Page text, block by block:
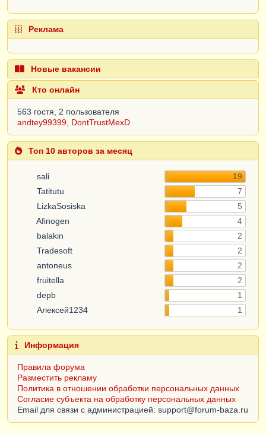
Реклама
Новые вакансии
Кто онлайн
563 гостя, 2 пользователя
andtey99399 DontTrustMexD
Топ 10 авторов за месяц
sali
19
Tatitutu
7
LizkaSosiska
5
Afinogen
4
balakin
2
Tradesoft
2
antoneus
2
fruitella
2
depb
1
Алексей1234
1
Информация
Правила форума
Разместить рекламу
Политика в отношении обработки персональных данных
Согласие субъекта на обработку персональных данных
Email для связи с администрацией: